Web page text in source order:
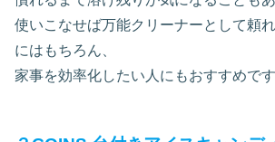
使いこなせば万能クリーナーとして頼
にはもちろん、
家事を効率化したい人にもおすすめです